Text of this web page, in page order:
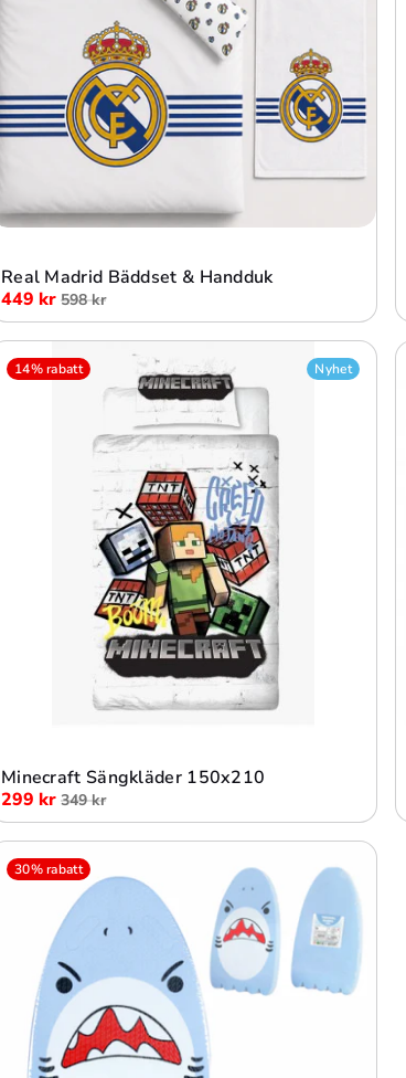
Real Madrid Bäddset & Handduk
449 kr 598 kr
Lägg i varukorg
14% rabatt Nyhet
Minecraft Sängkläder 150x210
299 kr 349 kr
30% rabatt